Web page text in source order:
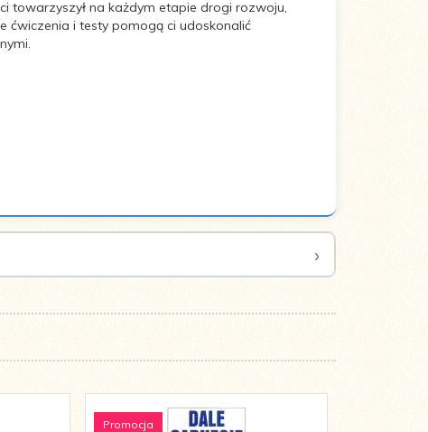
towarzyszył na każdym etapie drogi rozwoju,
ćwiczenia i testy pomogą ci udoskonalić
Promocja